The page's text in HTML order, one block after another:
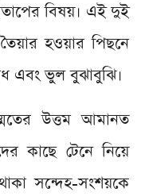
বিষয়। এই দুই
হওয়ার পিছনে
এবং ভুল বুঝাবুঝি।
উত্তম আমানত
কাছে টেনে নিয়ে
সন্দেহ-সংশয়কে